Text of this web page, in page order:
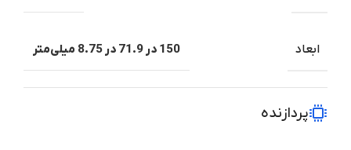
ابعاد 150 در 71.9 در 8.75 میلی‌متر
پردازنده